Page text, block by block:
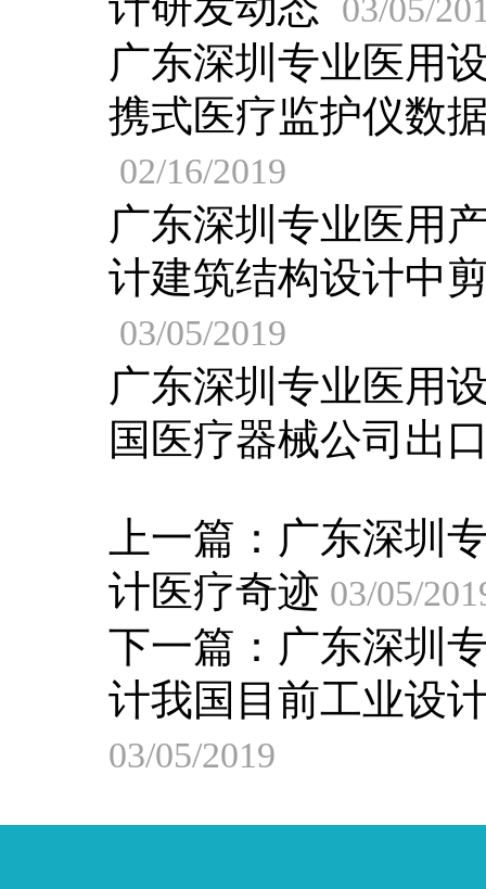
03/05/
广东深圳专业医用
携式医疗监护仪数
02/16/2019
广东深圳专业医用
计建筑结构设计中
03/05/2019
广东深圳专业医用
国医疗器械公司出
上一篇： 广东深圳
计医疗奇迹 03/05/
下一篇： 广东深圳
计我国目前工业设
03/05/2019